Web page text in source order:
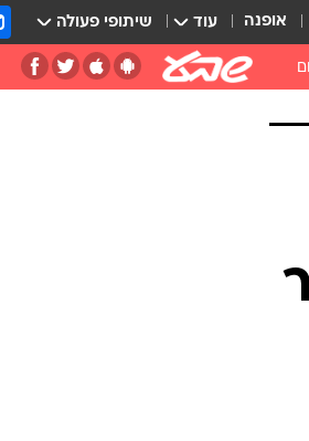
אופנה עוד שיתופי פעולה